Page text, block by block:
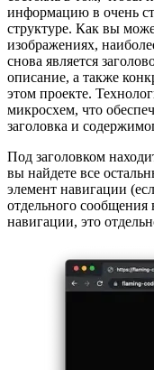
Страница
Моя цель для страницы
состояла в том, чтобы
информацию в очень
структуре. Как вы
изображениях,
снова является
описание, а также
этом проекте.
микросхем, что
заголовка и
Под заголовком
элемент навигации
отдельного
навигации, это